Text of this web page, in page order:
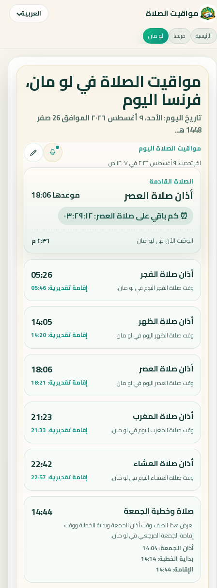
مواقيت الصلاة العربية
الرئيسية فرنسا لو مان
مواقيت الصلاة في لو مان،
فرنسا اليوم
تاريخ اليوم: الأحد، ٩ أغسطس ٢٠٢٦ الموافق 26 صفر
1448 هـ.
مواقيت الصلاة اليوم
آخر تحديث: ٩ أغسطس ٢٠٢٦ في ١٢:٠٧ ص
الصلاة القادمة
أذان صلاة العصر موعدها 18:06
⏰ كم باقي على صلاة العصر: ٠٣:٢٩:١١
الوقت الآن في لو مان ٢:٣٦ م
أذان صلاة الفجر
وقت صلاة الفجر اليوم في لو مان.
05:26
إقامة تقديرية:05:46
أذان صلاة الظهر
وقت صلاة الظهر اليوم في لو مان.
14:05
إقامة تقديرية:14:20
أذان صلاة العصر
وقت صلاة العصر اليوم في لو مان.
18:06
إقامة تقديرية: 18:21
أذان صلاة المغرب
وقت صلاة المغرب اليوم في لو مان.
21:23
إقامة تقديرية: 21:33
أذان صلاة العشاء
وقت صلاة العشاء اليوم في لو مان.
22:42
إقامة تقديرية: 22:57
صلاة وخطبة الجمعة
يعرض هذا الصف وقت أذان الجمعة وبداية الخطبة ووقت
إقامة الجمعة المرجعي في لو مان.
أذان الجمعة:
14:04
بداية الخطبة:
14:14
الإقامة:
14:44
14:44